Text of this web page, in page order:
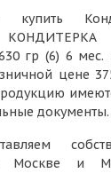
гр (6) 6 мес.
цене
документы.
и